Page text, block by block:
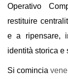
Operativo
restituire
e a ripensare,
identità storica e
Si comincia